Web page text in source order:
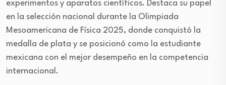
experimentos y aparatos científicos. Destaca su papel
en la selección nacional durante la Olimpiada
Mesoamericana de Física 2025, donde conquistó la
medalla de plata y se posicionó como la estudiante
mexicana con el mejor desempeño en la competencia
internacional.